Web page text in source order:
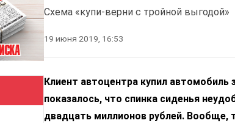
Схема «купи-верни с тройной выгодой»
19 июня 2019, 16:53
Клиент автоцентра купил
показалось, что спинка сиденья
двадцать миллионов рублей. Вообще,